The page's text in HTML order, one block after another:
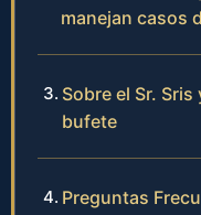
manejan casos
Sobre el Sr.
bufete
Preguntas